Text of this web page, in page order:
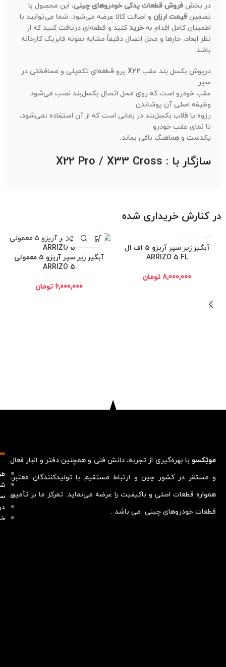
در بخشفروش قطعات یدکی خودروهای چینی، این محصول با
تضمینقیمت ارزان و اصالت کالا عرضه می‌شود. شما می‌توانید با
اطمینان کامل اقدام بهخریدکنید و قطعه‌ای دریافت کنید که از
نظر ابعاد، خارها و محل اتصال دقیقاً مشابه نمونه فابریک کارخانه
باشد.
درپوش بکسل بند عقب X22 پرو قطعه‌ای تکمیلی و محافظتی در
سپر
عقب خودرو است که روی محل اتصال بکسل‌بند نصب می‌شود.
وظیفه اصلی آن پوشاندن
رزوه یا قلاب بکسل‌بند در زمانی است که از آن استفاده نمی‌شود،
تا نمای عقب خودرو
یکدست و هماهنگ باقی بماند.
سازگار با : X22 Pro / X33 Cross
در کنارش خریداری شده
آبگیر زیر سپر آریزو ۵ اف ال
ARRIZO 5 FL
8,000,000تومان
آبگیر زیر سپر آریزو ۵ معمولی
ARRIZO 5
6,000,000 تومان
موتِکسو با بهره‌گیری از تجربه، دانش فنی و همچنین دفتر و انبار فعال
و مستقر در کشور چین و ارتباط مستقیم با تولیدکنندگان معتبر،
همواره قطعات اصلی و باکیفیت را عرضه می‌نماید. تمرکز ما بر تأمین
قطعات خودروهای چینی می باشد .